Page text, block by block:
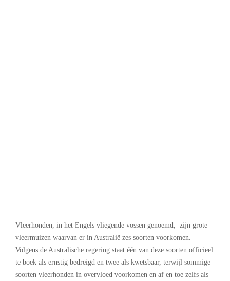
Vleerhonden, in het Engels vliegende vossen genoemd, zijn grote
vleermuizen waarvan er in Australië zes soorten voorkomen.
Volgens de Australische regering staat één van deze soorten officieel
te boek als ernstig bedreigd en twee als kwetsbaar, terwijl sommige
soorten vleerhonden in overvloed voorkomen en af ​​en toe zelfs als